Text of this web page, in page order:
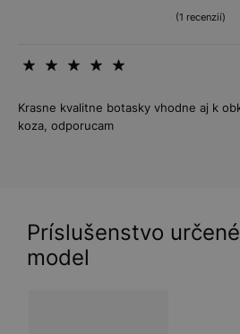
(1 recenzií)
Krasne kvalitne botasky vhodne aj k
koza, odporucam
Príslušenstvo
model